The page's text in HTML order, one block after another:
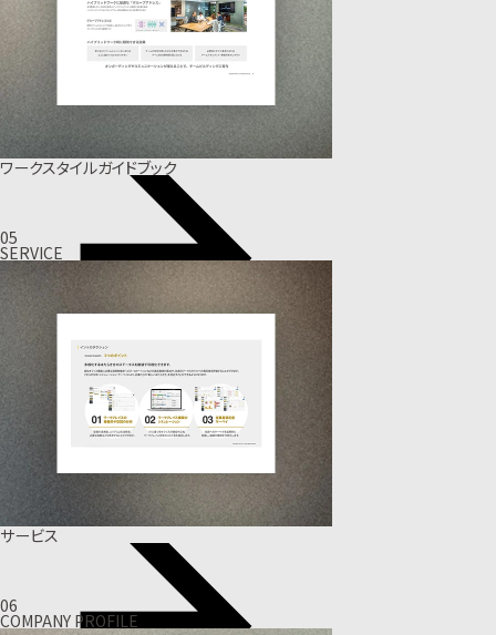
ワークスタイルガイドブック
05
SERVICE
サービス
06
COMPANY PROFILE